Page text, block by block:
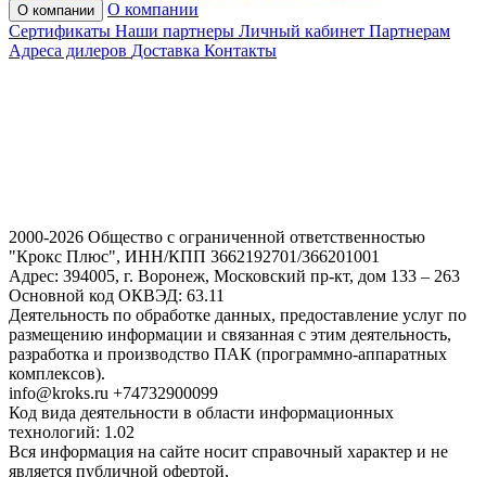
О компании
О компании
Сертификаты Наши партнеры Личный кабинет Партнерам
Адреса дилеров Доставка Контакты
2000-2026 Общество с ограниченной ответственностью
"Крокс Плюс", ИНН/КПП 3662192701/366201001
Адрес: 394005, г. Воронеж, Московский пр-кт, дом 133 – 263
Основной код ОКВЭД: 63.11
Деятельность по обработке данных, предоставление услуг по
размещению информации и связанная с этим деятельность,
разработка и производство ПАК (программно-аппаратных
комплексов).
info@kroks.ru +74732900099
Код вида деятельности в области информационных
технологий: 1.02
Вся информация на сайте носит справочный характер и не
является публичной офертой,